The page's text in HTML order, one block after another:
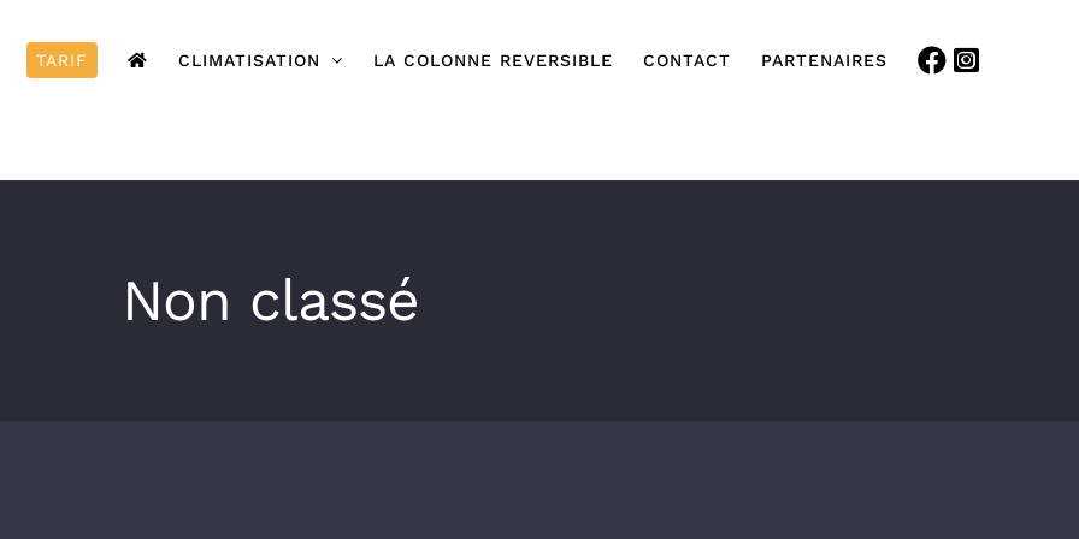
TARIF CLIMATISATION LA COLONNE REVERSIBLE CONTACT PARTENAIRES
Non classé